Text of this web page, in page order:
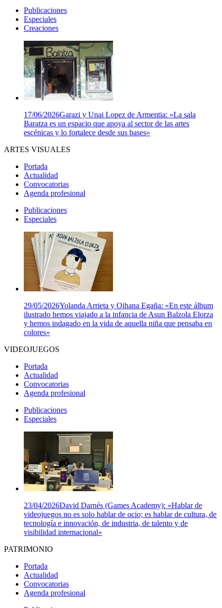
Publicaciones
Especiales
Creaciones
17/06/2026Garazi y Unai Lopez de Armentia: «La sala
Baratza es un espacio que apoya al sector de las artes
escénicas y lo fortalece desde sus bases»
ARTES VISUALES
Portada
Actualidad
Convocatorias
Agenda profesional
Publicaciones
Especiales
29/05/2026Yolanda Arrieta y Oihana Egaña: «En este álbum
ilustrado hemos viajado a la infancia de Asun Balzola Elorza
y hemos indagado en la vida de aquella niña que pensaba en
colores»
VIDEOJUEGOS
Portada
Actualidad
Convocatorias
Agenda profesional
Publicaciones
Especiales
23/04/2026David Darnés (Games Academy): «Hablar de
videojuegos no es solo hablar de ocio; es hablar de cultura, de
tecnología e innovación, de industria, de talento y de
visibilidad internacional»
PATRIMONIO
Portada
Actualidad
Convocatorias
Agenda profesional